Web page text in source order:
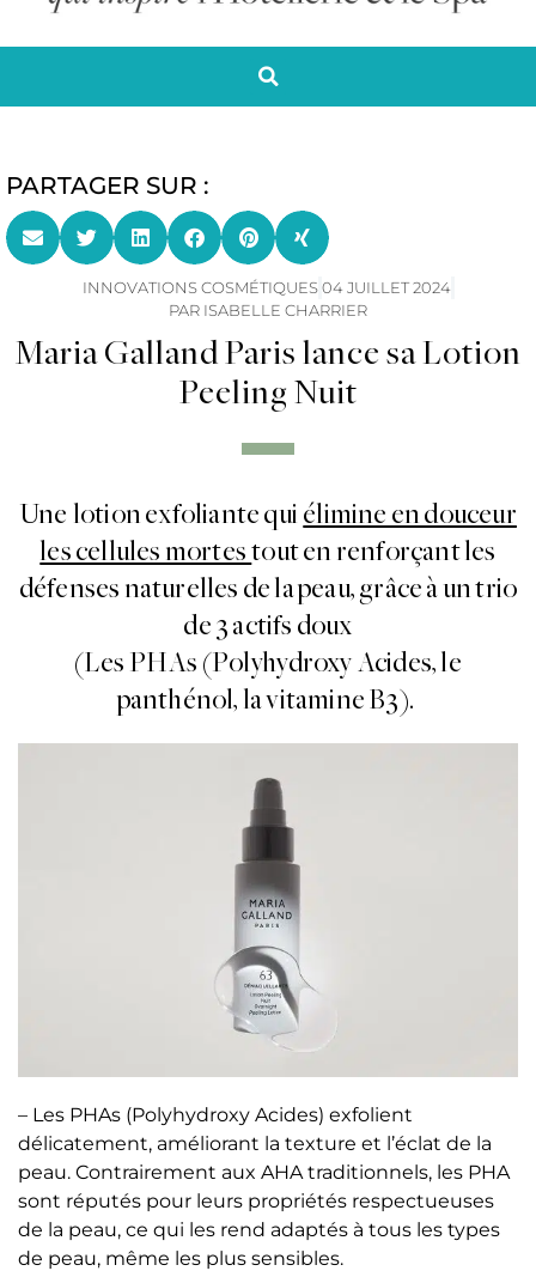
PARTAGER SUR :
INNOVATIONS COSMÉTIQUES 04 JUILLET 2024
PAR ISABELLE CHARRIER
Maria Galland Paris lance sa Lotion
Peeling Nuit
Une lotion exfoliante qui élimine en douceur
les cellules mortestout en renforçant les
défenses naturelles de la peau, grâce à un trio
de 3 actifs doux
(Les PHAs (Polyhydroxy Acides, le
panthénol, la vitamine B3).
– Les PHAs (Polyhydroxy Acides) exfolient
délicatement, améliorant la texture et l’éclat de la
peau. Contrairement aux AHA traditionnels, les PHA
sont réputés pour leurs propriétés respectueuses
de la peau, ce qui les rend adaptés à tous les types
de peau, même les plus sensibles.